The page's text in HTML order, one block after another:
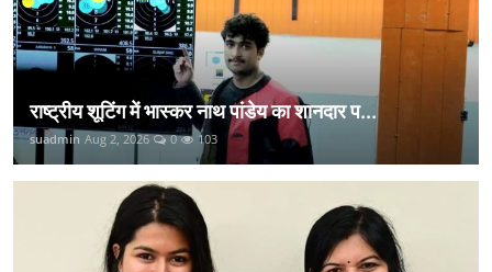
राष्ट्रीय शूटिंग में भास्कर नाथ पांडेय का शानदार प...
suadmin Aug 2, 2026 0 103